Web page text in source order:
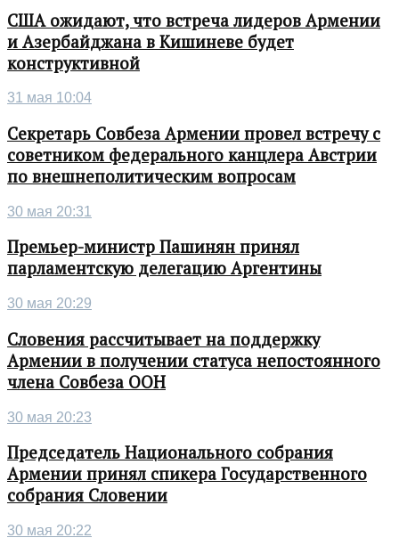
США ожидают, что встреча лидеров Армении
и Азербайджана в Кишиневе будет
конструктивной
31 мая 10:04
Секретарь Совбеза Армении провел встречу с
советником федерального канцлера Австрии
по внешнеполитическим вопросам
30 мая 20:31
Премьер-министр Пашинян принял
парламентскую делегацию Аргентины
30 мая 20:29
Словения рассчитывает на поддержку
Армении в получении статуса непостоянного
члена Совбеза ООН
30 мая 20:23
Председатель Национального собрания
Армении принял спикера Государственного
собрания Словении
30 мая 20:22